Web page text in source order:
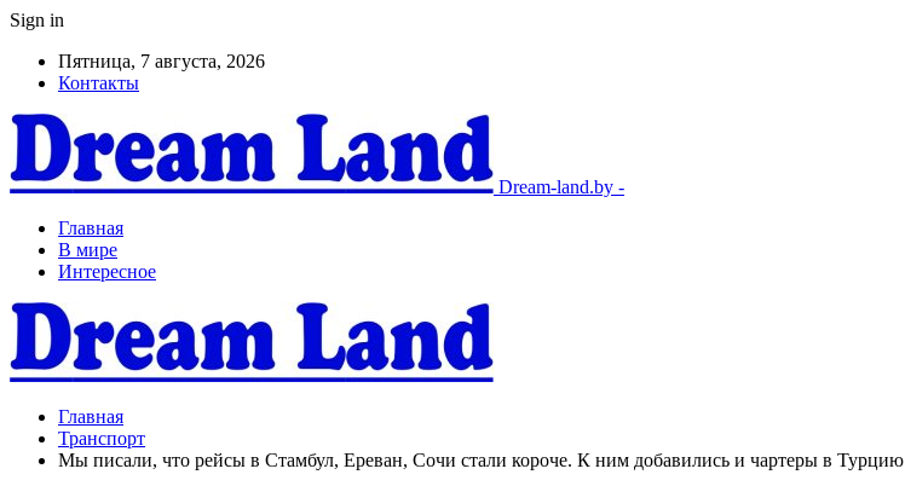
Sign in
Пятница, 7 августа, 2026
Контакты
Dream-land.by -
Главная
В мире
Интересное
Главная
Транспорт
Мы писали, что рейсы в Стамбул, Ереван, Сочи стали короче. К ним добавились и чартеры в Турцию